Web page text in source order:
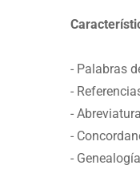
- Palabras
-
-
-
-